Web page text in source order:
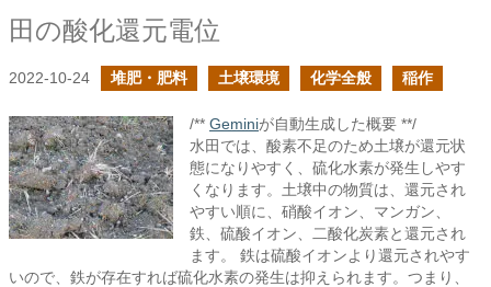
田の酸化還元電位
2022-10-24 堆肥・肥料 土壌環境 化学全般 稲作
/** Geminiが自動生成した概要 **/
水田では、酸素不足のため土壌が還元状
態になりやすく、硫化水素が発生しやす
くなります。土壌中の物質は、還元され
やすい順に、硝酸イオン、マンガン、
鉄、硫酸イオン、二酸化炭素と還元され
ます。 鉄は硫酸イオンより還元されやす
いので、鉄が存在すれば硫化水素の発生は抑えられます。つまり、